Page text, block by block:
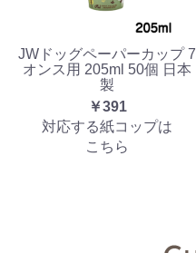
JWドッグペーパーカップ 7
オンス用 205ml 50個 日本
製
￥391
対応する紙コップは
こちら